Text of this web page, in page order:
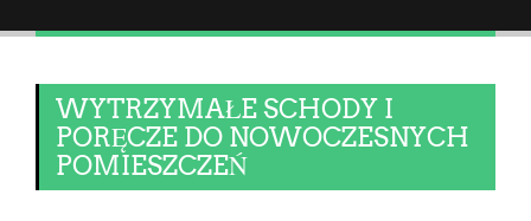
WYTRZYMAŁE SCHODY I
PORĘCZE DO NOWOCZESNYCH
POMIESZCZEŃ